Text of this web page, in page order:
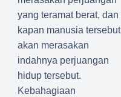
yang teramat berat, dan
kapan manusia tersebut
akan merasakan
indahnya perjuangan
hidup tersebut.
Kebahagiaan